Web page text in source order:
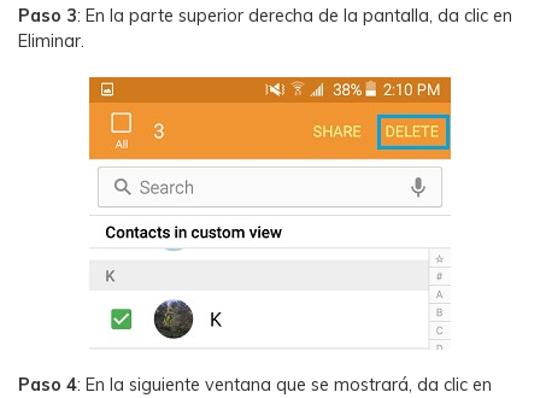
Paso 3: En la parte superior derecha de la pantalla, da clic en
Eliminar.
Paso 4: En la siguiente ventana que se mostrará, da clic en